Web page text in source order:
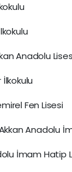
Anadolu
Fen Lisesi
Anadolu
İmam Hatip